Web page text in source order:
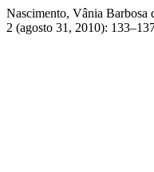
Nascimento, Vânia Barbosa
2 (agosto 31, 2010):